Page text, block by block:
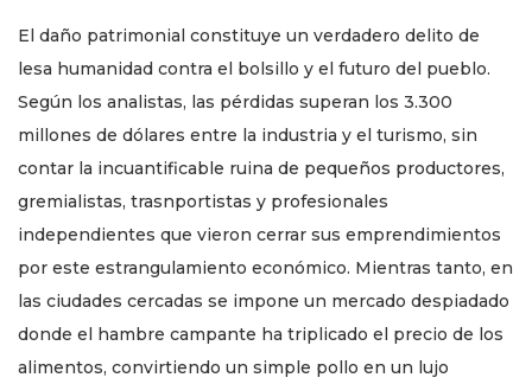
El daño patrimonial constituye un verdadero delito de
lesa humanidad contra el bolsillo y el futuro del pueblo.
Según los analistas, las pérdidas superan los 3.300
millones de dólares entre la industria y el turismo, sin
contar la incuantificable ruina de pequeños productores,
gremialistas, trasnportistas y profesionales
independientes que vieron cerrar sus emprendimientos
por este estrangulamiento económico. Mientras tanto, en
las ciudades cercadas se impone un mercado despiadado
donde el hambre campante ha triplicado el precio de los
alimentos, convirtiendo un simple pollo en un lujo